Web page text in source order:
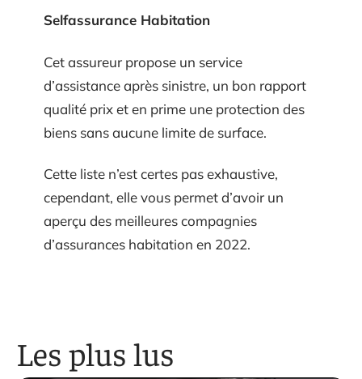
Selfassurance Habitation
Cet assureur propose un service
d’assistance après sinistre, un bon rapport
qualité prix et en prime une protection des
biens sans aucune limite de surface.
Cette liste n’est certes pas exhaustive,
cependant, elle vous permet d’avoir un
aperçu des meilleures compagnies
d’assurances habitation en 2022.
Les plus lus